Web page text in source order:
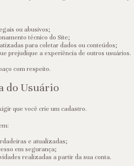
ou abusivos;
técnico do Site;
para coletar dados ou conteúdos;
prejudique a experiência de outros usuários.
com respeito.
do Usuário
que você crie um cadastro.
e atualizadas;
em segurança;
realizadas a partir da sua conta.